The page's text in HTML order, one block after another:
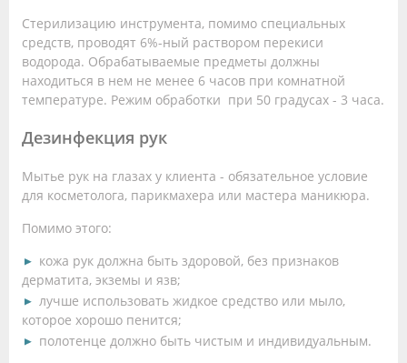
Стерилизацию инструмента, помимо специальных
средств, проводят 6%-ный раствором перекиси
водорода. Обрабатываемые предметы должны
находиться в нем не менее 6 часов при комнатной
температуре. Режим обработки при 50 градусах - 3 часа.
Дезинфекция рук
Мытье рук на глазах у клиента - обязательное условие
для косметолога, парикмахера или мастера маникюра.
Помимо этого:
кожа рук должна быть здоровой, без признаков
дерматита, экземы и язв;
лучше использовать жидкое средство или мыло,
которое хорошо пенится;
полотенце должно быть чистым и индивидуальным.